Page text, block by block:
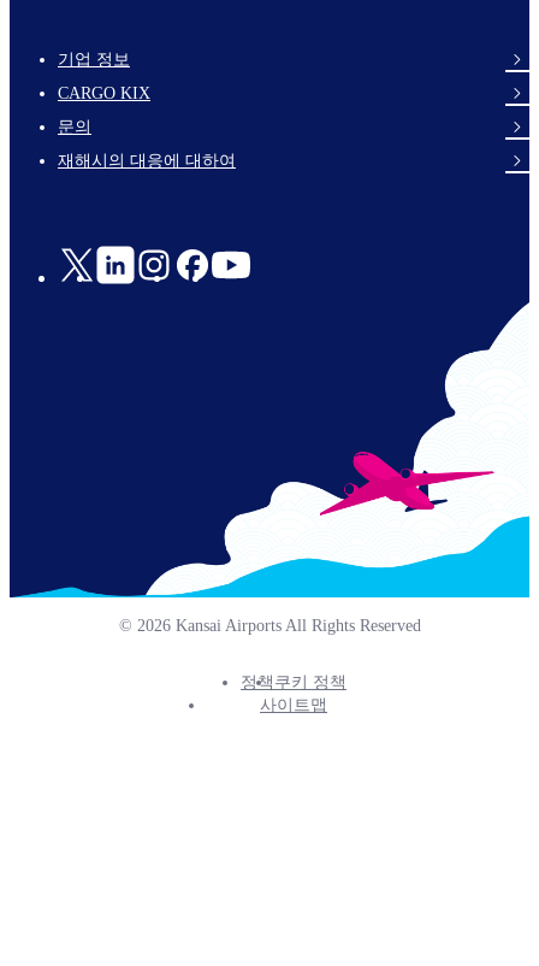
footer-
links-
en-
기업 정보
CARGO KIX
문의
재해시의 대응에 대하여
Social
© 2026 Kansai Airports All Rights Reserved
Footer
정책 쿠키 정책
사이트맵